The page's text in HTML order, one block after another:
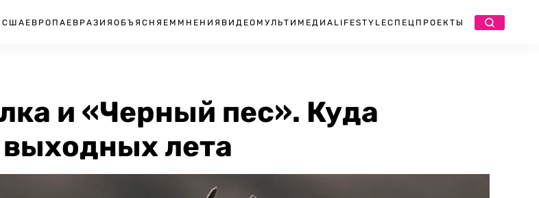
США ЕВРОПА ЕВРАЗИЯ ОБЪЯСНЯЕМ МНЕНИЯ ВИДЕО МУЛЬТИМЕДИА LIFESTYLEСПЕЦПРОЕКТЫ
и «Черный пес». Куда
лета